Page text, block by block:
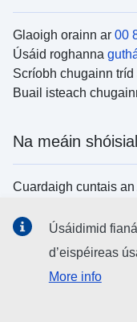
Glaoigh orainn ar 00
Úsáid roghanna
Scríobh chugainn tríd
Buail isteach
Na meáin
Cuardaigh cuntais
Úsáidimid
d’eispéireas
More info